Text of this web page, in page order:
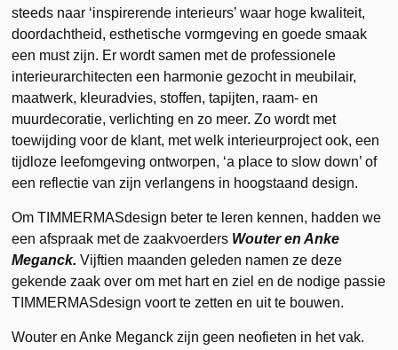
steeds naar ‘inspirerende interieurs’ waar hoge kwaliteit,
doordachtheid, esthetische vormgeving en goede smaak
een must zijn. Er wordt samen met de professionele
interieurarchitecten een harmonie gezocht in meubilair,
maatwerk, kleuradvies, stoffen, tapijten, raam- en
muurdecoratie, verlichting en zo meer. Zo wordt met
toewijding voor de klant, met welk interieurproject ook, een
tijdloze leefomgeving ontworpen, ‘a place to slow down’ of
een reflectie van zijn verlangens in hoogstaand design.
Om TIMMERMASdesign beter te leren kennen, hadden we
een afspraak met de zaakvoerders Wouter en Anke
Meganck. Vijftien maanden geleden namen ze deze
gekende zaak over om met hart en ziel en de nodige passie
TIMMERMASdesign voort te zetten en uit te bouwen.
Wouter en Anke Meganck zijn geen neofieten in het vak.